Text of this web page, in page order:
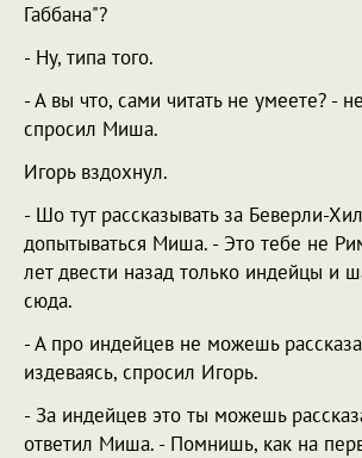
Габбана"?
- Ну, типа того.
- А вы что, сами читать не умеете? -
спросил Миша.
Игорь вздохнул.
- Шо тут рассказывать за Беверли-
допытываться Миша. - Это тебе не
лет двести назад только индейцы и
сюда.
- А про индейцев не можешь
издеваясь, спросил Игорь.
- За индейцев это ты можешь
ответил Миша. - Помнишь, как на